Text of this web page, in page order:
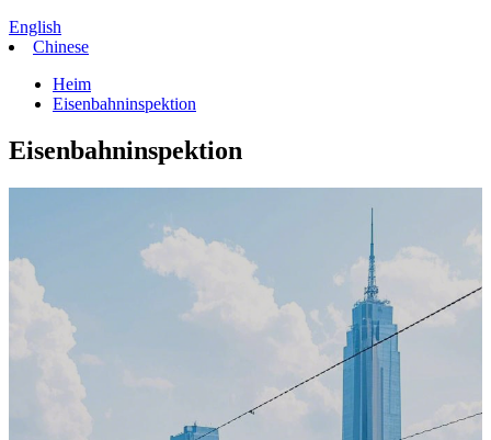
English
Chinese
Heim
Eisenbahninspektion
Eisenbahninspektion